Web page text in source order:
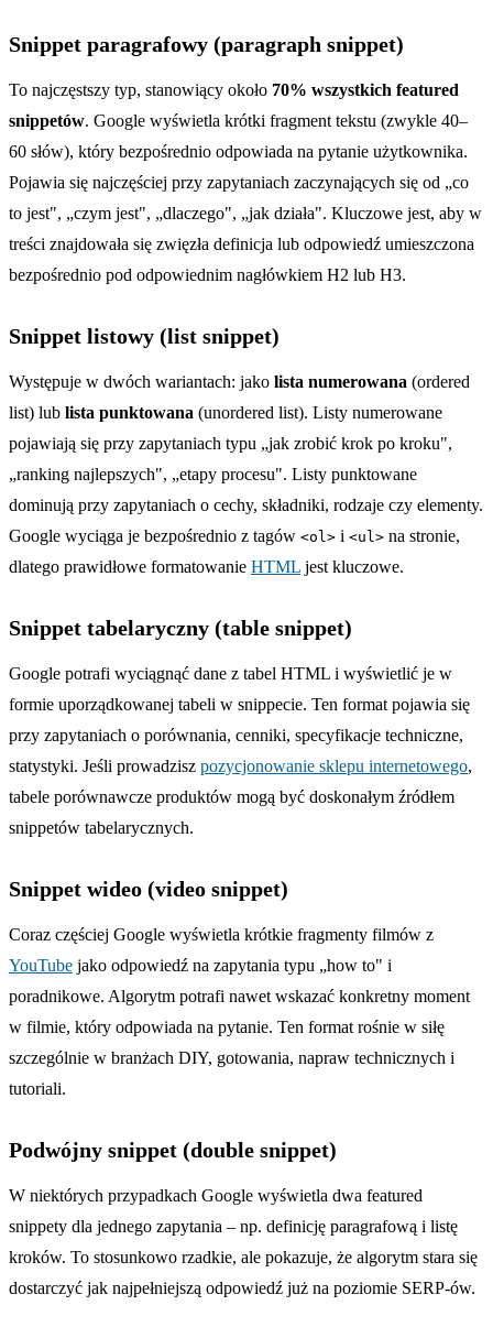
Snippet paragrafowy (paragraph snippet)
To najczęstszy typ, stanowiący około 70% wszystkich featured
snippetów. Google wyświetla krótki fragment tekstu (zwykle 40–
60 słów), który bezpośrednio odpowiada na pytanie użytkownika.
Pojawia się najczęściej przy zapytaniach zaczynających się od „co
to jest", „czym jest", „dlaczego", „jak działa". Kluczowe jest, aby w
treści znajdowała się zwięzła definicja lub odpowiedź umieszczona
bezpośrednio pod odpowiednim nagłówkiem H2 lub H3.
Snippet listowy (list snippet)
Występuje w dwóch wariantach: jako lista numerowana (ordered
list) lub lista punktowana (unordered list). Listy numerowane
pojawiają się przy zapytaniach typu „jak zrobić krok po kroku",
„ranking najlepszych", „etapy procesu". Listy punktowane
dominują przy zapytaniach o cechy, składniki, rodzaje czy elementy.
Google wyciąga je bezpośrednio z tagów <ol> i <ul> na stronie,
dlatego prawidłowe formatowanie HTML jest kluczowe.
Snippet tabelaryczny (table snippet)
Google potrafi wyciągnąć dane z tabel HTML i wyświetlić je w
formie uporządkowanej tabeli w snippecie. Ten format pojawia się
przy zapytaniach o porównania, cenniki, specyfikacje techniczne,
statystyki. Jeśli prowadzisz pozycjonowanie sklepu internetowego,
tabele porównawcze produktów mogą być doskonałym źródłem
snippetów tabelarycznych.
Snippet wideo (video snippet)
Coraz częściej Google wyświetla krótkie fragmenty filmów z
YouTube jako odpowiedź na zapytania typu „how to" i
poradnikowe. Algorytm potrafi nawet wskazać konkretny moment
w filmie, który odpowiada na pytanie. Ten format rośnie w siłę
szczególnie w branżach DIY, gotowania, napraw technicznych i
tutoriali.
Podwójny snippet (double snippet)
W niektórych przypadkach Google wyświetla dwa featured
snippety dla jednego zapytania – np. definicję paragrafową i listę
kroków. To stosunkowo rzadkie, ale pokazuje, że algorytm stara się
dostarczyć jak najpełniejszą odpowiedź już na poziomie SERP-ów.